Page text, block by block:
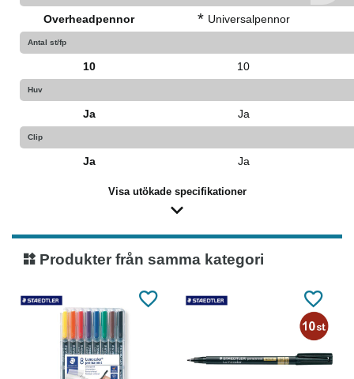
Overheadpennor * Universalpennor
Antal st/fp
10 10
Huv
Ja Ja
Clip
Ja Ja
Visa utökade specifikationer
Produkter från samma kategori